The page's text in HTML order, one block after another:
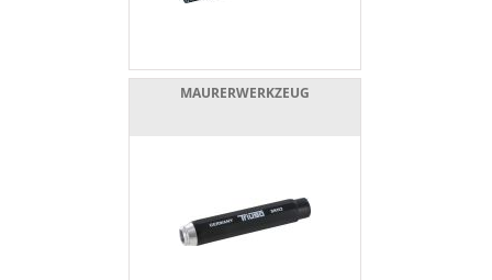
MAURERWERKZEUG